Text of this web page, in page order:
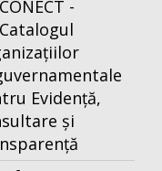
CONECT -
Catalogul
Evidență,
și